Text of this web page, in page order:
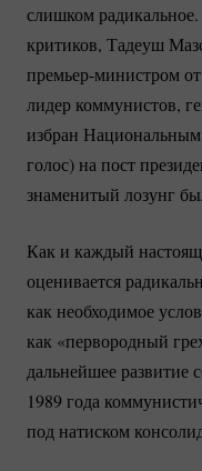
слишком
критиков, Тадеуш
премьер-министром
лидер коммунистов,
избран
голос) на пост
знаменитый лозунг
Как и каждый
оценивается
как необходимое
как «первородный
дальнейшее
1989 года
под натиском